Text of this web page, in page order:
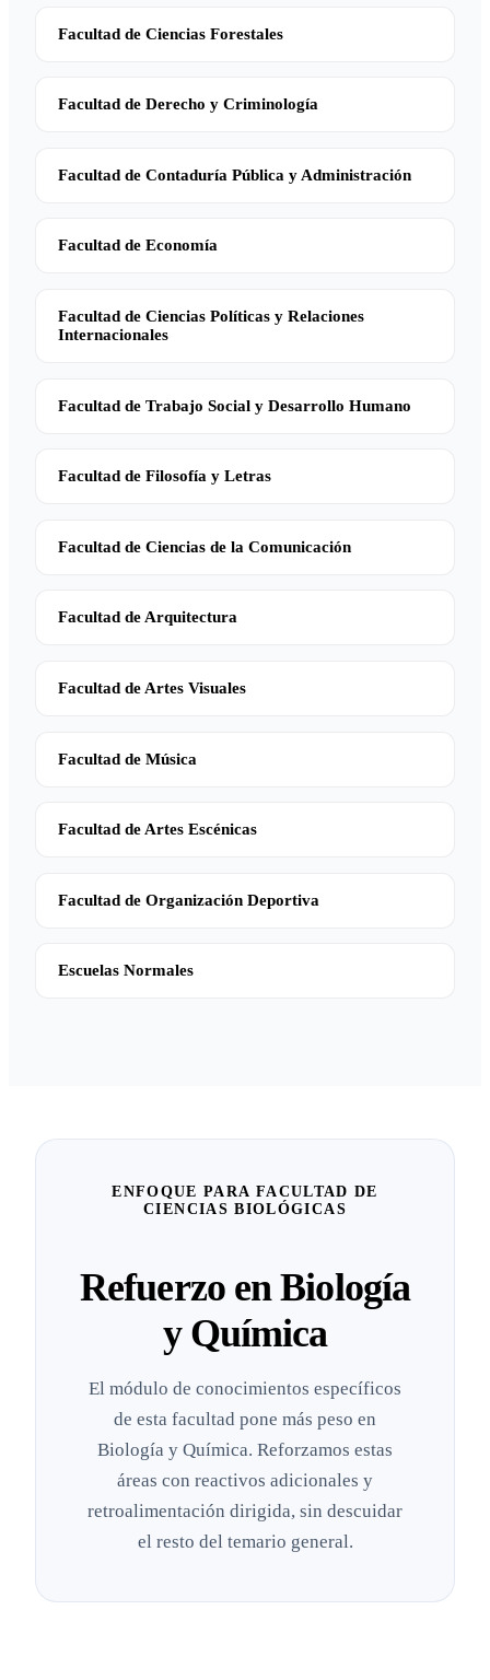
Facultad de Ciencias Forestales
Facultad de Derecho y Criminología
Facultad de Contaduría Pública y Administración
Facultad de Economía
Facultad de Ciencias Políticas y Relaciones
Internacionales
Facultad de Trabajo Social y Desarrollo Humano
Facultad de Filosofía y Letras
Facultad de Ciencias de la Comunicación
Facultad de Arquitectura
Facultad de Artes Visuales
Facultad de Música
Facultad de Artes Escénicas
Facultad de Organización Deportiva
Escuelas Normales
ENFOQUE PARA FACULTAD DE
CIENCIAS BIOLÓGICAS
Refuerzo en Biología
y Química
El módulo de conocimientos específicos
de esta facultad pone más peso en
Biología y Química. Reforzamos estas
áreas con reactivos adicionales y
retroalimentación dirigida, sin descuidar
el resto del temario general.